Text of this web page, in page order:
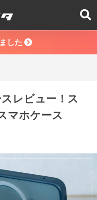
した
レビュー！ス
マホケース